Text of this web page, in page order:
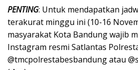
PENTING: Untuk mendapatkan
terakurat minggu ini (10-16
masyarakat Kota Bandung wajib
Instagram resmi Satlantas
@tmcpolrestabesbandung atau